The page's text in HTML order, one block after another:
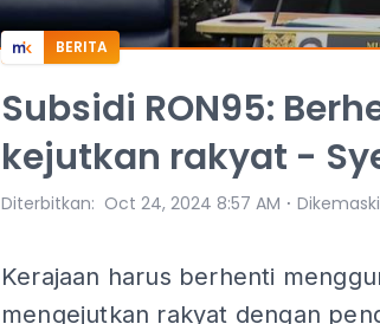
BERITA
Subsidi RON95:
kejutkan rakyat -
Diterbitkan: Oct 24, 2024 8:57 AM ⋅
Kerajaan harus berhenti
mengejutkan rakyat dengan